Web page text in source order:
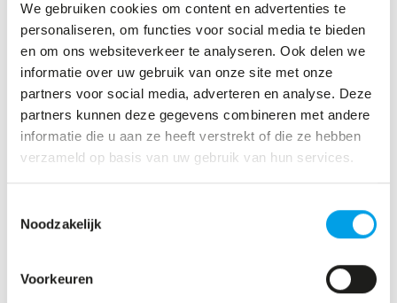
We gebruiken cookies om content en advertenties te
personaliseren, om functies voor social media te bieden
en om ons websiteverkeer te analyseren. Ook delen we
informatie over uw gebruik van onze site met onze
partners voor social media, adverteren en analyse. Deze
partners kunnen deze gegevens combineren met andere
informatie die u aan ze heeft verstrekt of die ze hebben
verzameld op basis van uw gebruik van hun services.
Noodzakelijk
Voorkeuren
Gespierd lichaam
Fitter lichaam
Sterker worden
Droogtrainen
Onderhoud
Blessure- herstel/preventie